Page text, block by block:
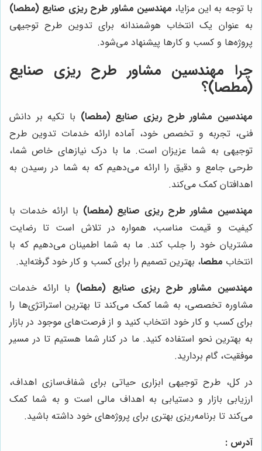
با توجه به این مزایا، مهندسین مشاور طرح ریزی صنایع (مطصا)
به عنوان یک انتخاب هوشمندانه برای تدوین طرح توجیهی
پروژه‌ها و کسب و کارها پیشنهاد می‌شود.
چرا مهندسین مشاور طرح ریزی صنایع
(مطصا)؟
مهندسین مشاور طرح ریزی صنایع (مطصا) با تکیه بر دانش
فنی، تجربه و تخصص خود، آماده ارائه خدمات تدوین طرح
توجیهی به شما عزیزان است. ما با درک نیازهای خاص شما،
طرحی جامع و دقیق را ارائه می‌دهیم که به شما در رسیدن به
اهدافتان کمک می‌کند.
مهندسین مشاور طرح ریزی صنایع (مطصا) با ارائه خدمات با
کیفیت و قیمت مناسب، همواره در تلاش است تا رضایت
مشتریان خود را جلب کند. ما به شما اطمینان می‌دهیم که با
انتخاب مطصا، بهترین تصمیم را برای کسب و کار خود گرفته‌اید.
مهندسین مشاور طرح ریزی صنایع (مطصا) با ارائه خدمات
مشاوره تخصصی، به شما کمک می‌کند تا بهترین استراتژی‌ها را
برای کسب و کار خود انتخاب کنید و از فرصت‌های موجود در بازار
به بهترین نحو استفاده کنید. ما در کنار شما هستیم تا در مسیر
موفقیت، گام بردارید.
در کل، طرح توجیهی ابزاری حیاتی برای شفاف‌سازی اهداف،
ارزیابی بازار و دستیابی به اهداف مالی است و به شما کمک
می‌کند تا برنامه‌ریزی بهتری برای پروژه‌های خود داشته باشید.
آدرس :